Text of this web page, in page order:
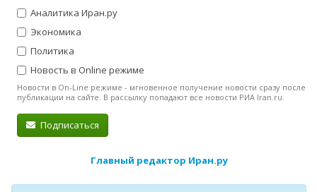
Аналитика Иран.ру
Экономика
Политика
Новость в Online режиме
Новости в On-Line режиме - мгновенное получение новости сразу после
публикации на сайте. В рассылку попадают все новости РИА Iran.ru.
Подписаться
Главный редактор Иран.ру